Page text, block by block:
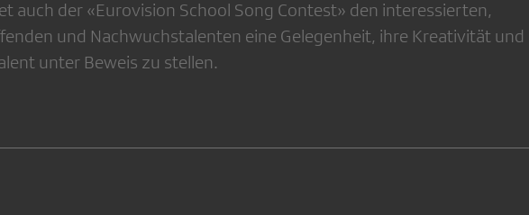
auch der «Eurovision School Song Contest» den interessierten,
und Nachwuchstalenten eine Gelegenheit, ihre Kreativität und
unter Beweis zu stellen.